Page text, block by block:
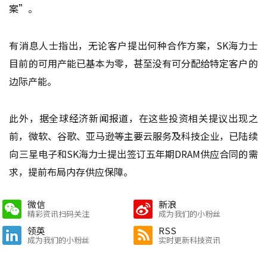
案”。
有消息人士指出，无论客户提出何种合作方案，SK海力士
目前的可用产能已基本为零，甚至没有可分配给特定客户的
边际产能。
此外，据全球经济新闻报道，在这些投资相关提议出现之
前，微软、谷歌、亚马逊等主要云服务及科技企业，已陆续
向三星电子和SK海力士提出签订五年期DRAM供应合同的需
求，提前布局内存供应保障。
微信
精彩资讯扫码关注
新浪
成为我们的小粉丝
领英
成为我们的小粉丝
RSS
实时更新科技资讯